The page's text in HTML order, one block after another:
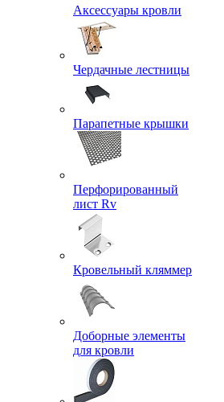
Аксессуары кровли
Чердачные лестницы
Парапетные крышки
Перфорированный
лист Rv
Кровельный кляммер
Доборные элементы
для кровли